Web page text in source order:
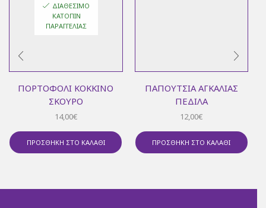
ΔΙΑΘΈΣΙΜΟ
ΚΑΤΌΠΙΝ
ΠΑΡΑΓΓΕΛΊΑΣ
ΠΟΡΤΟΦΌΛΙ ΚΌΚΚΙΝΟ
ΣΚΟΎΡΟ
14,00€
ΠΡΟΣΘΉΚΗ ΣΤΟ ΚΑΛΆΘΙ
ΠΑΠΟΎΤΣΙΑ ΑΓΚΑΛΙΆΣ
ΠΈΔΙΛΑ
12,00€
ΠΡΟΣΘΉΚΗ ΣΤΟ ΚΑΛΆΘΙ